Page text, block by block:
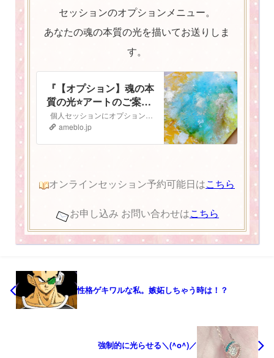
セッションのオプションメニュー。
あなたの魂の本質の光を描いてお送りしま
す。
『【オプション】魂の本
質の光⭐️アートのご案
内』
ameblo.jp
オンラインセッション予約可能日はこちら
お申し込み お問い合わせはこちら
性格ゲキワルな私。嫉妬しちゃう時は！？
強制的に光らせる＼(^o^)／